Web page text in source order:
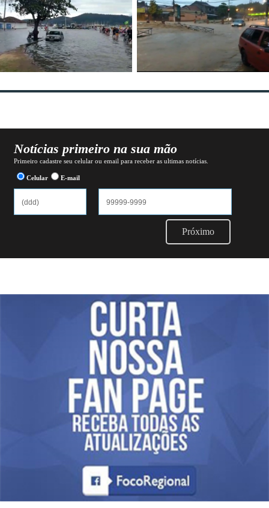
Notícias primeiro na sua mão
Primeiro cadastre seu celular ou email para receber as ultimas notícias.
Celular E-mail
Próximo